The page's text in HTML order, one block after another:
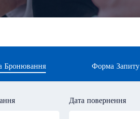
Бронювання Форма Запиту
Дата повернення